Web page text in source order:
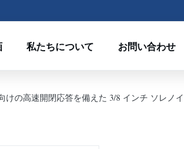
私たちについて お問い合わせ
けの高速開閉応答を備えた 3/8 インチ ソレノ